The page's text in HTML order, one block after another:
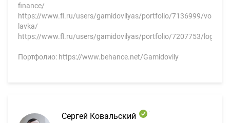
finance/
https://www.fl.ru/users/gamidovilyas/portfolio/7136999/
lavka/
https://www.fl.ru/users/gamidovilyas/portfolio/7207753/logo/
Портфолио: https://www.behance.net/Gamidovily
Сергей Ковальский